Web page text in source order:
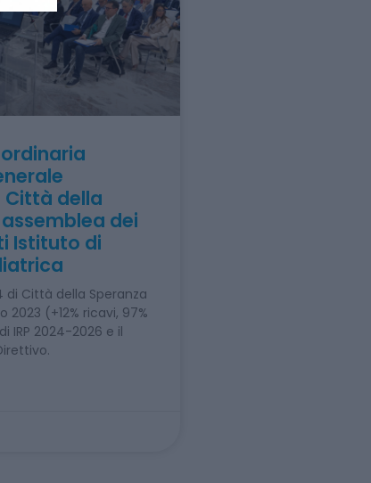
Città della
dei
Istituto di
di Città della Speranza
2023 (+12% ricavi, 97%
IRP 2024-2026 e il